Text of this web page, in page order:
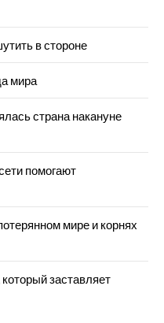
в стороне
мира
страна накануне
помогают
мире и корнях
заставляет